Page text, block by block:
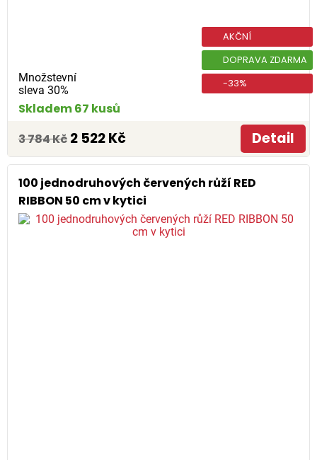
Množstevní
sleva 30%
AKČNÍ
DOPRAVA ZDARMA
-33%
Skladem 67 kusů
3 784 Kč 2 522 Kč Detail
100 jednodruhových červených růží RED
RIBBON 50 cm v kytici